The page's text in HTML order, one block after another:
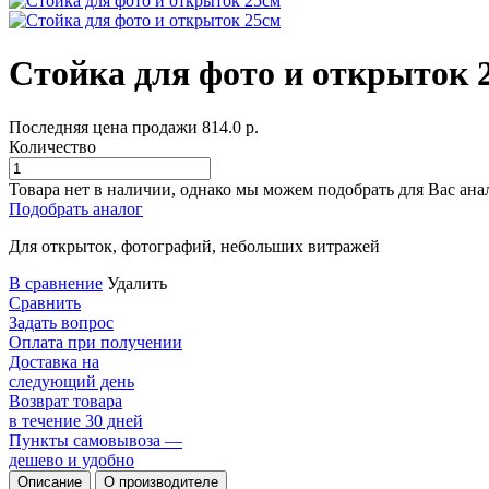
Стойка для фото и открыток
Последняя цена продажи 814.0 р.
Количество
Товара нет в наличии, однако мы можем подобрать для Вас
Подобрать аналог
Для открыток, фотографий, небольших витражей
В сравнение Удалить
Сравнить
Задать вопрос
Оплата при получении
Доставка на
следующий день
Возврат товара
в течение 30 дней
Пункты самовывоза —
дешево и удобно
Описание О производителе